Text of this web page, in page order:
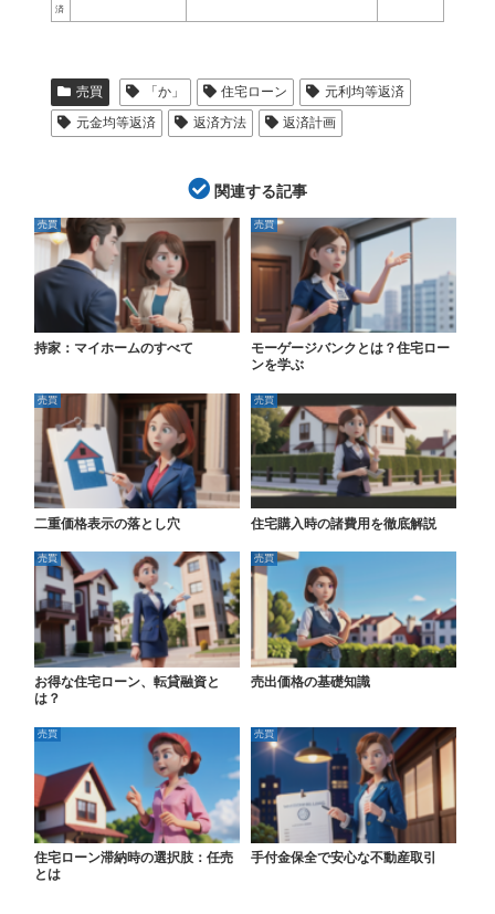
済
売買 「か」 住宅ローン
元利均等返済
元金均等返済
返済方法 返済計画
関連する記事
売買
持家：マイホームのすべて
売買
モーゲージバンクとは？住宅ロー
ンを学ぶ
売買
二重価格表示の落とし穴
売買
住宅購入時の諸費用を徹底解説
売買
お得な住宅ローン、転貸融資と
は？
売買
売出価格の基礎知識
売買
住宅ローン滞納時の選択肢：任売
とは
売買
手付金保全で安心な不動産取引